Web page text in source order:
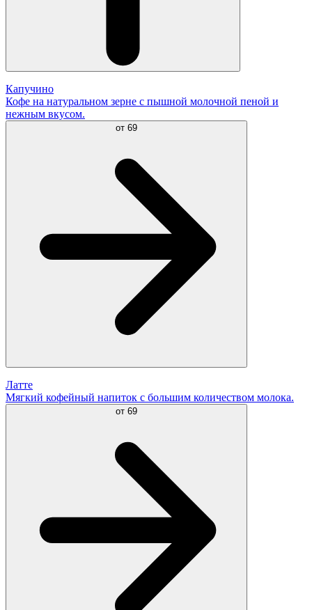
Капучино
Кофе на натуральном зерне с пышной молочной пеной и
нежным вкусом.
от 69
Латте
Мягкий кофейный напиток с большим количеством молока.
от 69